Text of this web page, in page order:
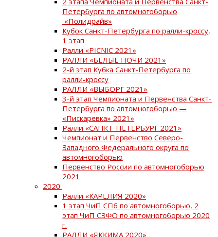
Петербурга по автомногоборью
«Полидрайв»
Кубок Санкт-Петербурга по ралли-кроссу,
1 этап
Ралли «PICNIC 2021»
РАЛЛИ «БЕЛЫЕ НОЧИ 2021»
2-й этап Кубка Санкт-Петербурга по
ралли-кроссу
РАЛЛИ «ВЫБОРГ 2021»
3-й этап Чемпионата и Первенства Санкт-
Петербурга по автомногоборью —
«Пискаревка» 2021»
Ралли «САНКТ-ПЕТЕРБУРГ 2021»
Чемпионат и Первенство Северо-
Западного Федерального округа по
автомногоборью
Первенство России по автомногоборью
2021
2020
Ралли «КАРЕЛИЯ 2020»
1 этап ЧиП СПб по автомногоборью, 2
этап ЧиП СЗФО по автомногоборью 2020
г.
РАЛЛИ «ЯККИМА 2020»